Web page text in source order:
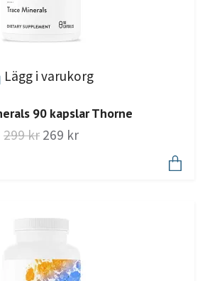
Lägg i varukorg
90 kapslar Thorne
299 kr 269 kr